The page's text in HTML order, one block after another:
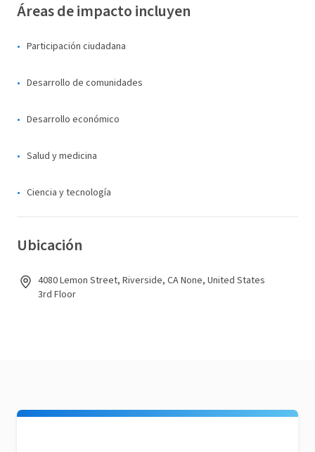
Áreas de impacto incluyen
Participación ciudadana
Desarrollo de comunidades
Desarrollo económico
Salud y medicina
Ciencia y tecnología
Ubicación
4080 Lemon Street, Riverside, CA None, United States
3rd Floor